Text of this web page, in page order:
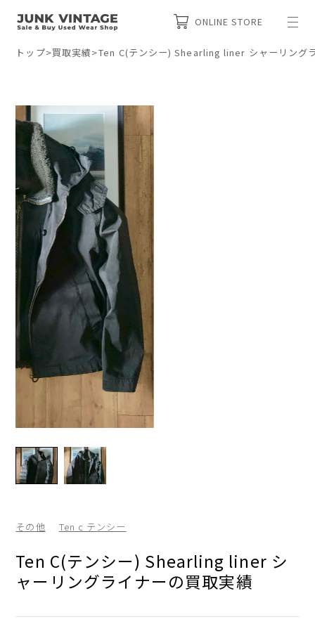
ONLINE STORE
トップ>買取実績>Ten C(テンシー) Shearling liner シャーリング
その他 Ten c テンシー
Ten C(テンシー) Shearling liner シ
ャーリングライナーの買取実績